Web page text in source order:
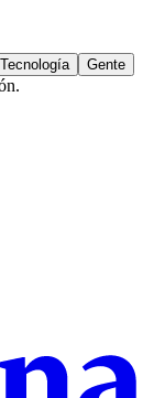
Tecnología Gente
.